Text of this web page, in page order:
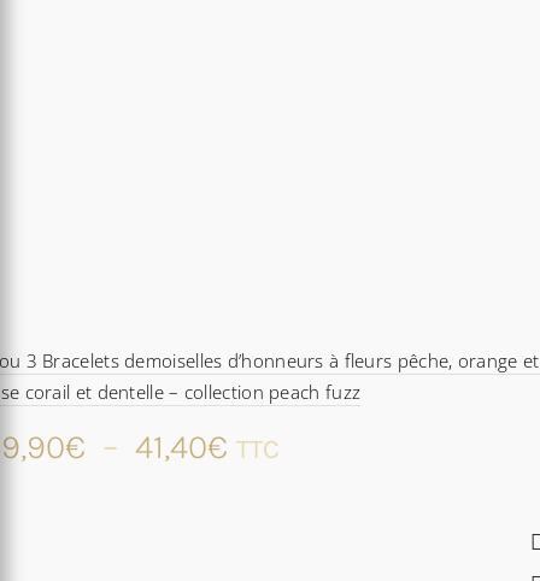
3 Bracelets demoiselles d’honneurs à fleurs pêche, orange et
corail et dentelle – collection peach fuzz
€ – 41,40€ Plage
TTC